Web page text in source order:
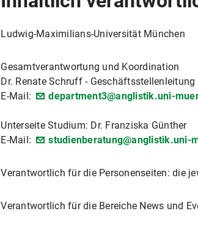
Ludwig-Maximilians-Universität München
Gesamtverantwortung und Koordination
Dr. Renate Schruff - Geschäftsstellenleitung
E-Mail:
department3@anglistik.uni-
Unterseite Studium: Dr. Franziska Günther
E-Mail:
studienberatung@anglistik.uni-
Verantwortlich für die Personenseiten: die
Verantwortlich für die Bereiche News und